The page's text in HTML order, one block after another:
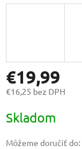
€19,99
€16,25 bez DPH
cena:
Skladom
Môžeme doručiť do: